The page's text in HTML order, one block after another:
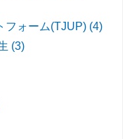
フォーム(TJUP) (4)
(3)